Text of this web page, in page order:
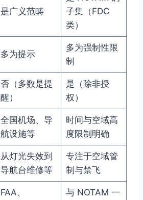
是广义范畴
子集（FDC
类）
多为提示
多为强制性限
制
否（多数是提
醒）
是（除非授
权）
全国机场、导
航设施等
时间与空域高
度限制明确
从灯光失效到
导航台维修等
专注于空域管
制与禁飞
FAA、
与 NOTAM 一